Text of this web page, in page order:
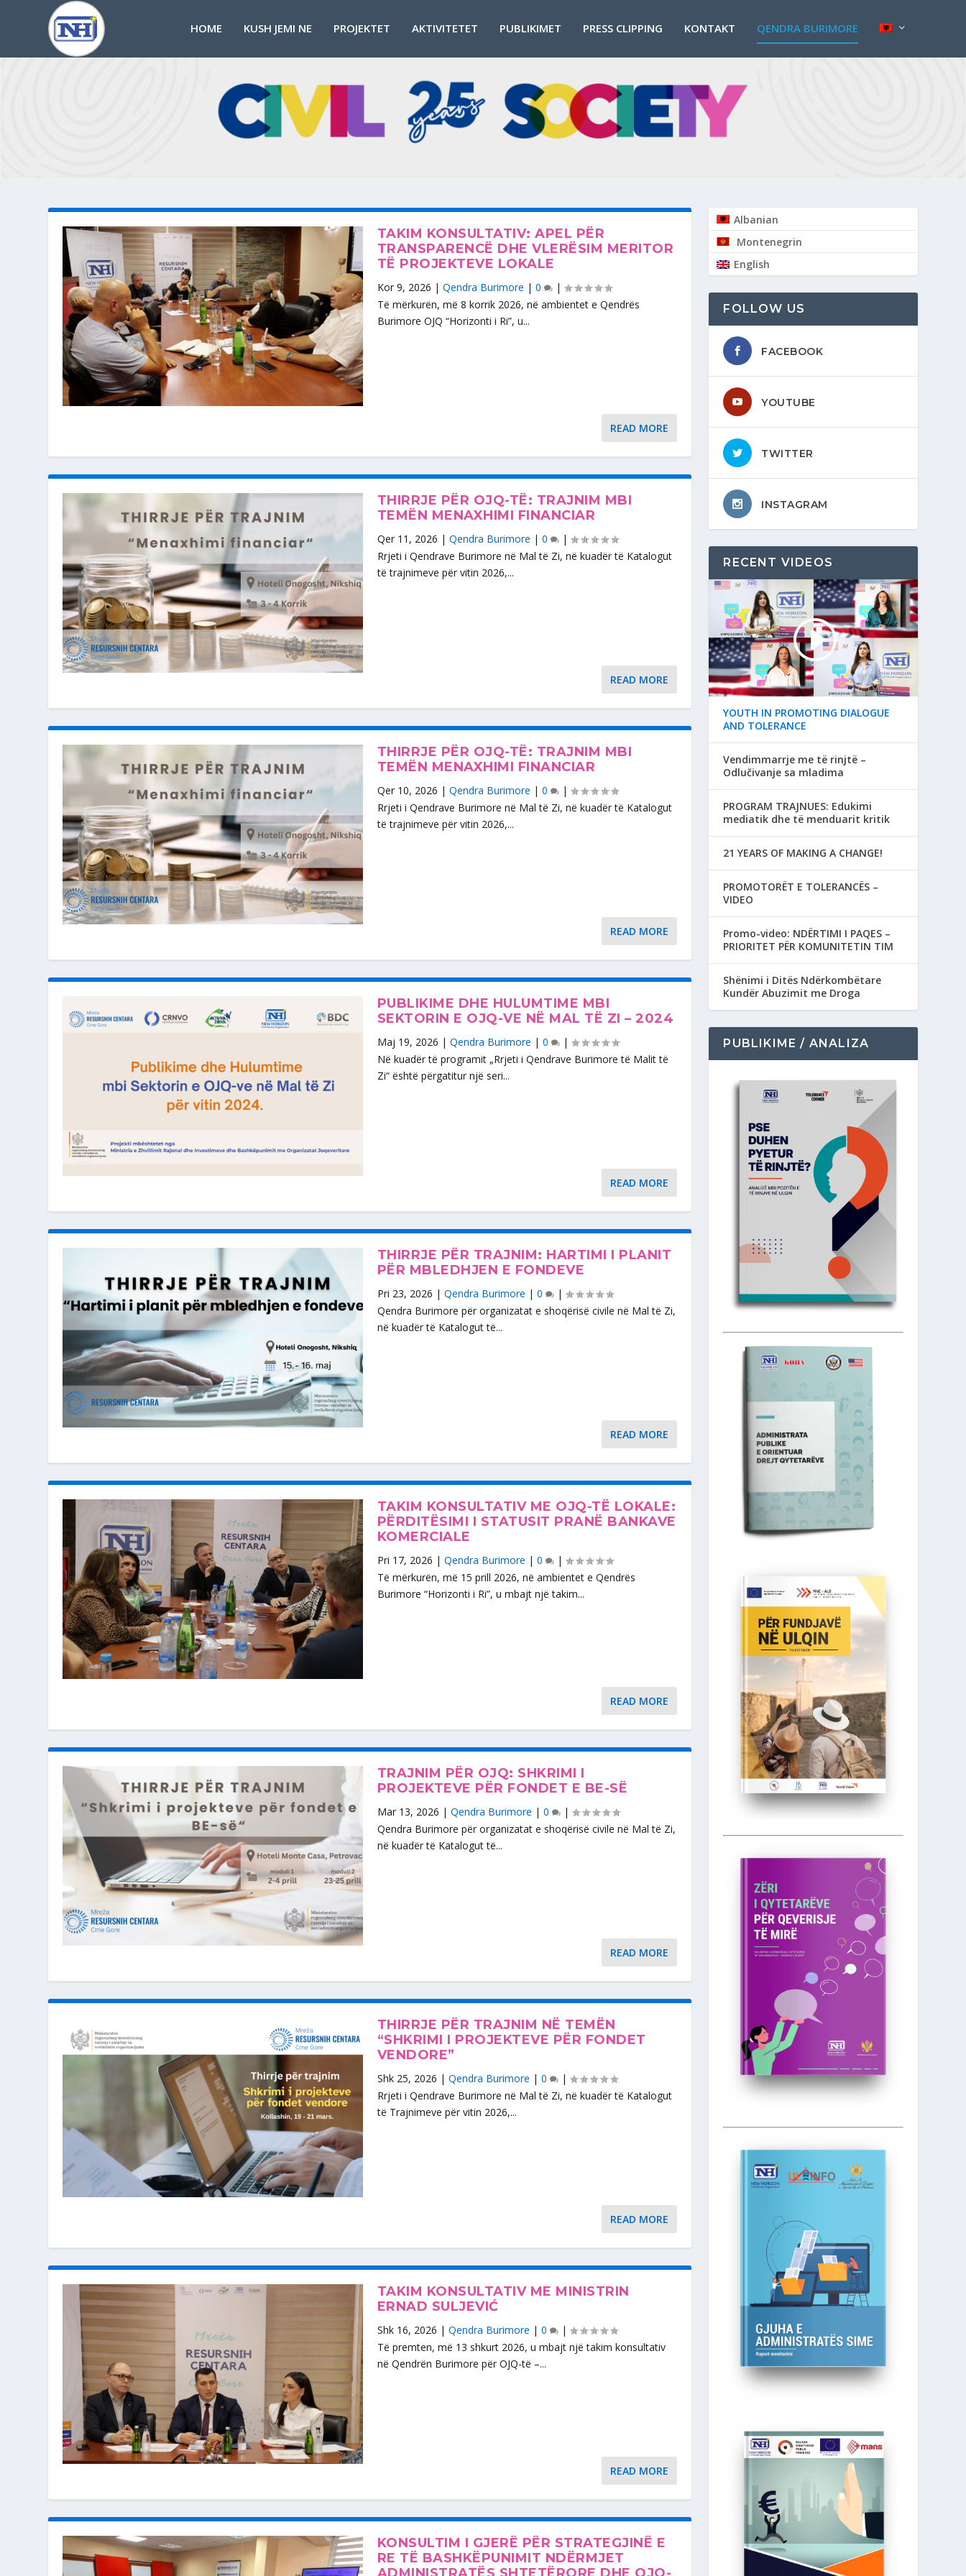
HOME KUSH JEMI NE PROJEKTET AKTIVITETET PUBLIKIMET PRESS CLIPPING KONTAKT QENDRA BURIMORE
TAKIM KONSULTATIV: APEL PËR
TRANSPARENCË DHE VLERËSIM MERITOR
TË PROJEKTEVE LOKALE
Kor 9, 2026 | Qendra Burimore | 0
|
Të mërkurën, më 8 korrik 2026, në ambientet e Qendrës
Burimore OJQ “Horizonti i Ri”, u...
READ MORE
THIRRJE PËR OJQ-TË: TRAJNIM MBI
TEMËN MENAXHIMI FINANCIAR
Qer 11, 2026 | Qendra Burimore | 0
|
Rrjeti i Qendrave Burimore në Mal të Zi, në kuadër të Katalogut
të trajnimeve për vitin 2026,...
READ MORE
THIRRJE PËR OJQ-TË: TRAJNIM MBI
TEMËN MENAXHIMI FINANCIAR
Qer 10, 2026 | Qendra Burimore | 0
|
Rrjeti i Qendrave Burimore në Mal të Zi, në kuadër të Katalogut
të trajnimeve për vitin 2026,...
READ MORE
PUBLIKIME DHE HULUMTIME MBI
SEKTORIN E OJQ-VE NË MAL TË ZI – 2024
Maj 19, 2026 | Qendra Burimore | 0
|
Në kuadër të programit „Rrjeti i Qendrave Burimore të Malit të
Zi“ është përgatitur një seri...
READ MORE
THIRRJE PËR TRAJNIM: HARTIMI I PLANIT
PËR MBLEDHJEN E FONDEVE
Pri 23, 2026 | Qendra Burimore | 0
|
Qendra Burimore për organizatat e shoqërisë civile në Mal të Zi,
në kuadër të Katalogut të...
READ MORE
TAKIM KONSULTATIV ME OJQ-TË LOKALE:
PËRDITËSIMI I STATUSIT PRANË BANKAVE
KOMERCIALE
Pri 17, 2026 | Qendra Burimore | 0
|
Të mërkurën, më 15 prill 2026, në ambientet e Qendrës
Burimore “Horizonti i Ri”, u mbajt një takim...
READ MORE
TRAJNIM PËR OJQ: SHKRIMI I
PROJEKTEVE PËR FONDET E BE-SË
Mar 13, 2026 | Qendra Burimore | 0
|
Qendra Burimore për organizatat e shoqërisë civile në Mal të Zi,
në kuadër të Katalogut të...
READ MORE
THIRRJE PËR TRAJNIM NË TEMËN
“SHKRIMI I PROJEKTEVE PËR FONDET
VENDORE”
Shk 25, 2026 | Qendra Burimore | 0
|
Rrjeti i Qendrave Burimore në Mal të Zi, në kuadër të Katalogut
të Trajnimeve për vitin 2026,...
READ MORE
TAKIM KONSULTATIV ME MINISTRIN
ERNAD SULJEVIĆ
Shk 16, 2026 | Qendra Burimore | 0
|
Të premten, më 13 shkurt 2026, u mbajt një takim konsultativ
në Qendrën Burimore për OJQ-të –...
READ MORE
KONSULTIM I GJERË PËR STRATEGJINË E
RE TË BASHKËPUNIMIT NDËRMJET
Albanian
Montenegrin
English
FOLLOW US
FACEBOOK
YOUTUBE
TWITTER
INSTAGRAM
RECENT VIDEOS
YOUTH IN PROMOTING DIALOGUE
AND TOLERANCE
Vendimmarrje me të rinjtë –
Odlučivanje sa mladima
PROGRAM TRAJNUES: Edukimi
mediatik dhe të menduarit kritik
21 YEARS OF MAKING A CHANGE!
PROMOTORËT E TOLERANCËS –
VIDEO
Promo-video: NDËRTIMI I PAQES –
PRIORITET PËR KOMUNITETIN TIM
Shënimi i Ditës Ndërkombëtare
Kundër Abuzimit me Droga
PUBLIKIME / ANALIZA